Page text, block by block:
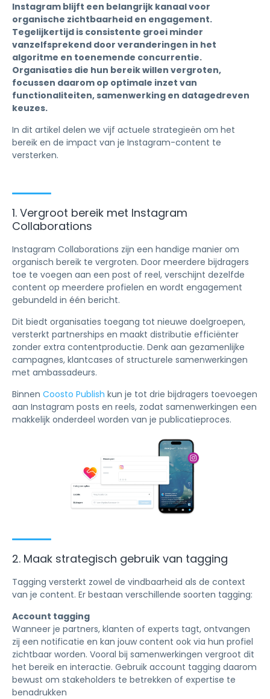
Instagram blijft een belangrijk kanaal voor
organische zichtbaarheid en engagement.
Tegelijkertijd is consistente groei minder
vanzelfsprekend door veranderingen in het
algoritme en toenemende concurrentie.
Organisaties die hun bereik willen vergroten,
focussen daarom op optimale inzet van
functionaliteiten, samenwerking en datagedreven
keuzes.
In dit artikel delen we vijf actuele strategieën om het
bereik en de impact van je Instagram-content te
versterken.
1. Vergroot bereik met Instagram
Collaborations
Instagram Collaborations zijn een handige manier om
organisch bereik te vergroten. Door meerdere bijdragers
toe te voegen aan een post of reel, verschijnt dezelfde
content op meerdere profielen en wordt engagement
gebundeld in één bericht.
Dit biedt organisaties toegang tot nieuwe doelgroepen,
versterkt partnerships en maakt distributie efficiënter
zonder extra contentproductie. Denk aan gezamenlijke
campagnes, klantcases of structurele samenwerkingen
met ambassadeurs.
Binnen Coosto Publish kun je tot drie bijdragers toevoegen
aan Instagram posts en reels, zodat samenwerkingen een
makkelijk onderdeel worden van je publicatieproces.
2. Maak strategisch gebruik van tagging
Tagging versterkt zowel de vindbaarheid als de context
van je content. Er bestaan verschillende soorten tagging:
Account tagging
Wanneer je partners, klanten of experts tagt, ontvangen
zij een notificatie en kan jouw content ook via hun profiel
zichtbaar worden. Vooral bij samenwerkingen vergroot dit
het bereik en interactie. Gebruik account tagging daarom
bewust om stakeholders te betrekken of expertise te
benadrukken